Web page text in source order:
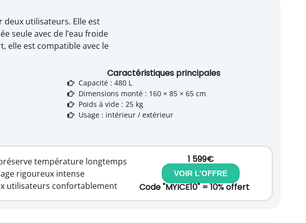
deux utilisateurs. Elle est
seule avec de l’eau froide
elle est compatible avec le
Caractéristiques principales
Capacité : 480 L
Dimensions monté : 160 × 85 × 65 cm
Poids à vide : 25 kg
Usage : intérieur / extérieur
température longtemps
rigoureux intense
utilisateurs confortablement
1 599€
VOIR L'OFFRE
Code "MYICE10" = 10% offert